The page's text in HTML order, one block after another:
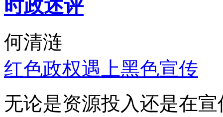
时政述评
何清涟
红色政权遇上黑色宣传
无论是资源投入还是在